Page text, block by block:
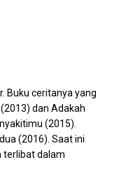
Buku ceritanya yang
dan Adakah
(2015).
(2016). Saat ini
terlibat dalam